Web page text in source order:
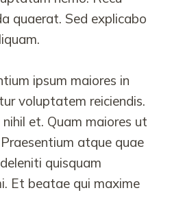
quaerat. Sed explicabo
ipsum maiores in
voluptatem reiciendis.
et. Quam maiores ut
atque quae
quisquam
Et beatae qui maxime